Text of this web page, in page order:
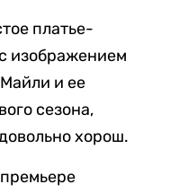
платье-
изображением
и ее
сезона,
хорош.